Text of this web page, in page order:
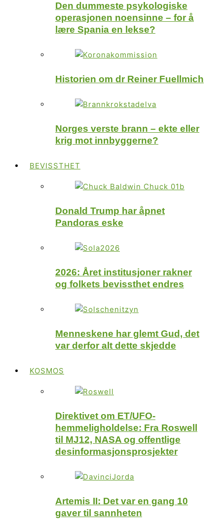
Den dummeste psykologiske
operasjonen noensinne – for å
lære Spania en lekse?
Historien om dr Reiner Fuellmich
Norges verste brann – ekte eller
krig mot innbyggerne?
BEVISSTHET
Donald Trump har åpnet
Pandoras eske
2026: Året institusjoner rakner
og folkets bevissthet endres
Menneskene har glemt Gud, det
var derfor alt dette skjedde
KOSMOS
Direktivet om ET/UFO-
hemmeligholdelse: Fra Roswell
til MJ12, NASA og offentlige
desinformasjonsprosjekter
Artemis II: Det var en gang 10
gaver til sannheten